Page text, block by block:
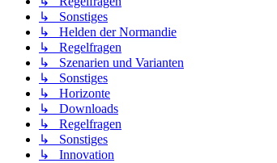
↳ Sonstiges
↳ Helden der Normandie
↳ Regelfragen
↳ Szenarien und Varianten
↳ Sonstiges
↳ Horizonte
↳ Downloads
↳ Regelfragen
↳ Sonstiges
↳ Innovation